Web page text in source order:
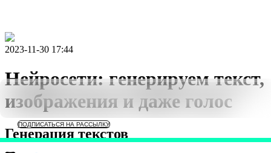
ПОДПИСАТЬСЯ НА РАССЫЛКУ
2023-11-30 17:44
Нейросети: генерируем текст,
изображения и даже голос
Генерация текстов